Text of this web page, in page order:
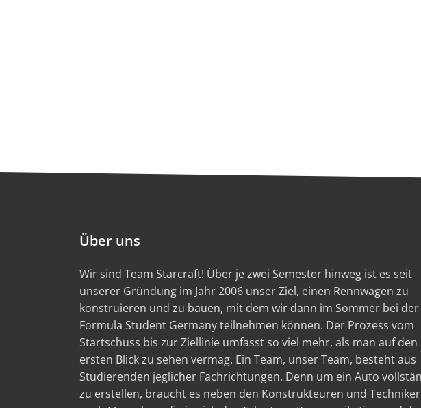
Über uns
Wir sind Team Starcraft! Über je zwei Semester hinweg ist es seit
unserer Gründung im Jahr 2006 unser Ziel, einen Rennwagen zu
konstruieren und zu bauen, mit dem wir dann im Sommer bei der
Formula Student Germany teilnehmen können. Der Prozess vom
Startschuss bis zur Ziellinie umfasst so viel mehr, als man auf den
ersten Blick zu sehen vermag. Ein Team, unser Team, besteht aus
Studierenden jeglicher Fachrichtungen. Denn um ein Auto
zu erstellen, braucht es neben den Konstrukteuren und